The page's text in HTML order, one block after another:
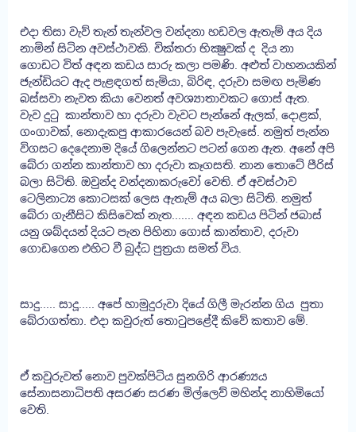
එදා තිසා වැව් තැන් තැන්වල වන්දනා හඩවල ඇතැම් අය දිය
නාමින් සිටින අවස්ථාවකි. චික්තරා භික්‍ෂුවක් ද දිය නා
ගොඩට විත් අඳන කඩය සාරු කලා පමණි. අළුත් වාහනයකින්
ජැන්ඩියට ඇද පැළඳගත් සැමියා, බිරිඳ, දරුවා සමඟ පැමිණ
බස්සවා නැවත කියා වෙනත් අවශ්‍යාතාවකට ගොස් ඇත.
වැව දුටු කාන්තාව හා දරුවා වැවට පැන්නේ ඇලක්, දොළක්,
ගංගාවක්, නොදැකපු ආකාරයෙන් බව පැවැසේ. නමුත් පැන්න
විගසට දෙදෙනාම දියේ ගිලෙන්නට පටන් ගෙන ඇත. අනේ අපි
බේරා ගන්න කාන්තාව හා දරුවා කෑගසති. නාන තොටේ පීරිස්
බලා සිටිති. ඔවුන්ද වන්දනාකරුවෝ වෙති. ඒ අවස්ථාව
ටෙලිනාට්‍ය කොටසක් ලෙස ඇතැම් අය බලා සිටිති. නමුත්
බේරා ගැනීසිට කිසිවෙක් නැත....... අඳන කඩය පිටින් ජබාස්
යනු ශබ්දයන් දියට පැන පිහිනා ගොස් කාන්තාව, දරුවා
ගොඩගෙන එහිට වී බුද්ධ පුත්‍රයා සමත් විය.
සාදු..... සාදූ..... අපේ හාමුදුරුවා දියේ ගිලී මැරන්න ගිය පුතා
බේරාගත්තා. එදා කවුරුත් තොටුපළේදී කිවේ කතාව මේ.
ඒ කවුරුවත් නොව පුවක්පිටිය සුනගිරි ආරණ්‍යය
සේනාසනාධිපති අසරණ සරණ මිල්ල‍ෙව් මහින්ද නාහිමියෝ
වෙති.